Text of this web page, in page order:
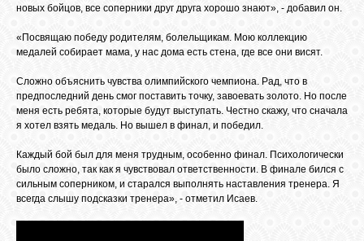
ВИДЕО
МУЗЫКА
САЙТЫ
ОБЪЯВЛЕНИЯ
новых бойцов, все соперники друг друга хорошо знают», - добавил он.
«Посвящаю победу родителям, болельщикам. Мою коллекцию
медалей собирает мама, у нас дома есть стена, где все они висят.
Сложно объяснить чувства олимпийского чемпиона. Рад, что в
предпоследний день смог поставить точку, завоевать золото. Но после
меня есть ребята, которые будут выступать. Честно скажу, что сначала
я хотел взять медаль. Но вышел в финал, и победил.
Каждый бой был для меня трудным, особенно финал. Психологически
было сложно, так как я чувствовал ответственности. В финале бился с
сильным соперником, и старался выполнять наставления тренера. Я
всегда слышу подсказки тренера», - отметил Исаев.